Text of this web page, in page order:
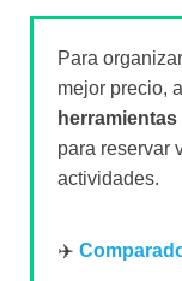
Para
mejor precio,
para reservar
actividades.
✈️